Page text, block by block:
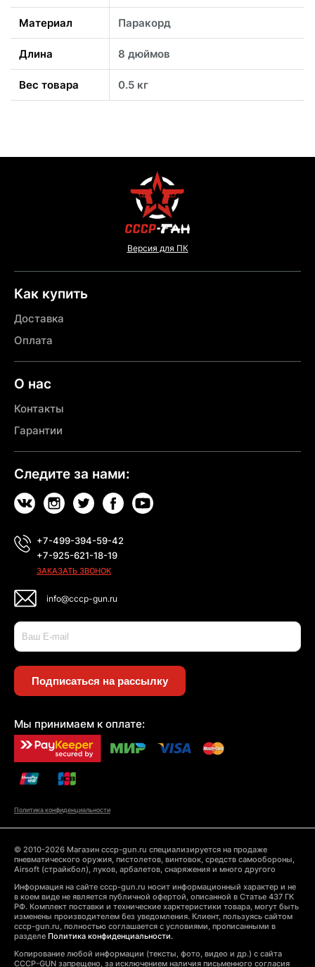
Материал Паракорд
Длина 8 дюймов
Вес товара 0.5 кг
Версия для ПК
Как купить
Доставка
Оплата
О нас
Контакты
Гарантии
Следите за нами:
+7-499-394-59-42
+7-925-621-18-19
ЗАКАЗАТЬ ЗВОНОК
info@cccp-gun.ru
Подписаться на рассылку
Мы принимаем к оплате:
Политика конфиденциальности
© 2010-2026 Магазин cccp-gun.ru специализируется на продаже
пневматического оружия, пистолетов, винтовок, средств самообороны,
Airsoft (страйкбол), луков, арбалетов, снаряжения и много другого
Информация на сайте cccp-gun.ru носит информационный характер и не
в коем виде не является публичной офертой, описанной в Статье 437 ГК
РФ. Комплект поставки и технические харктеристики товара, могут быть
изменены производителем без уведомления. Клиент, пользуясь сайтом
cccp-gun.ru, полностью соглашается с условиями, прописанными в
разделе Политика конфиденциальности.
Копирование любой информации (тексты, фото, видео и др.) с сайта
CCCP-GUN запрещено, за исключением наличия письменного согласия